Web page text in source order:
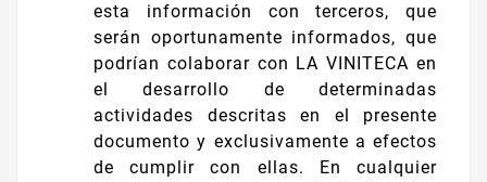
esta información con terceros, que
serán oportunamente informados, que
podrían colaborar con LA VINITECA en
el desarrollo de determinadas
actividades descritas en el presente
documento y exclusivamente a efectos
de cumplir con ellas. En cualquier